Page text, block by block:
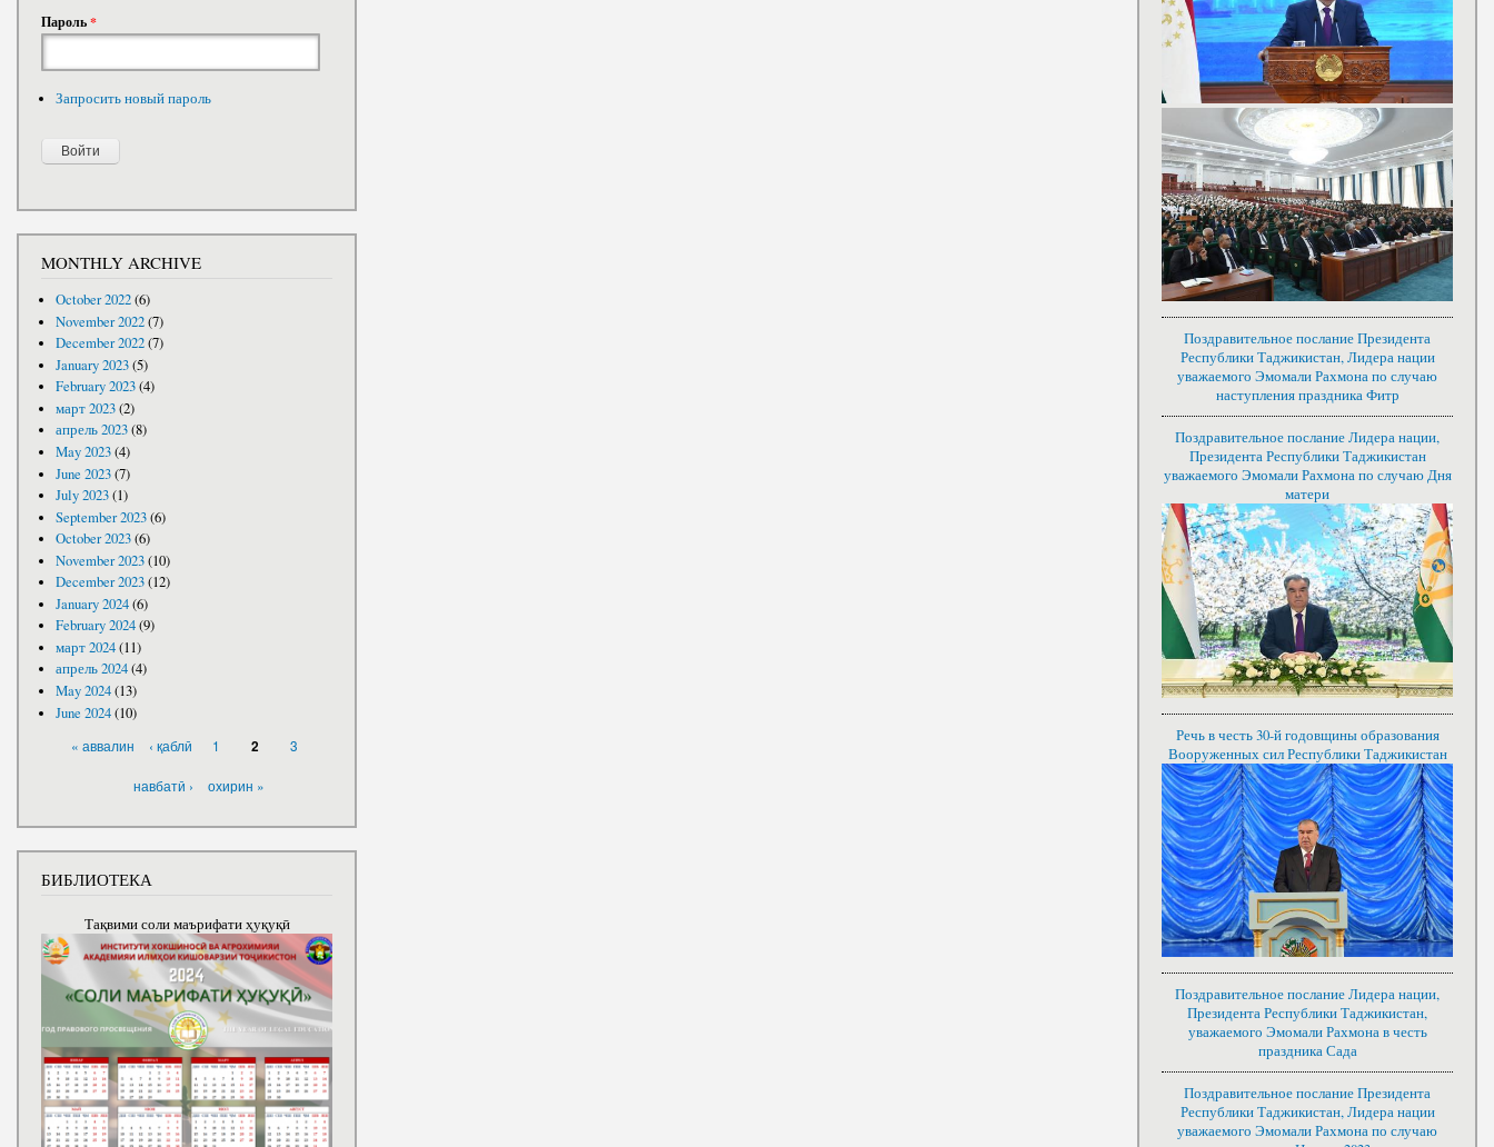
Пароль*
Запросить новый пароль
MONTHLY ARCHIVE
October 2022(6)
November 2022(7)
December 2022(7)
January 2023(5)
February 2023(4)
март 2023(2)
апрель 2023(8)
May 2023(4)
June 2023(7)
July 2023(1)
September 2023(6)
October 2023(6)
November 2023(10)
December 2023(12)
January 2024(6)
February 2024(9)
март 2024(11)
апрель 2024(4)
May 2024(13)
June 2024(10)
« аввалин ‹ қаблӣ 1 2 3
навбатӣ › охирин »
БИБЛИОТЕКА
Тақвими соли маърифати ҳуқуқӣ
Поздравительное послание Президента
Республики Таджикистан, Лидера нации
уважаемого Эмомали Рахмона по случаю
наступления праздника Фитр
Поздравительное послание Лидера нации,
Президента Республики Таджикистан
уважаемого Эмомали Рахмона по случаю Дня
матери
Речь в честь 30-й годовщины образования
Вооруженных сил Республики Таджикистан
Поздравительное послание Лидера нации,
Президента Республики Таджикистан,
уважаемого Эмомали Рахмона в честь
праздника Сада
Поздравительное послание Президента
Республики Таджикистан, Лидера нации
уважаемого Эмомали Рахмона по случаю